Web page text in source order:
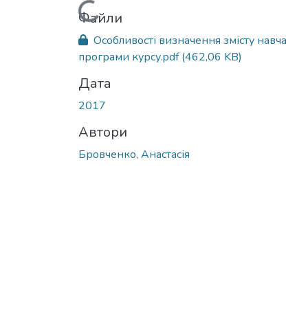
Вантажиться...
Файли
Особливості визначення змісту
програми курсу.pdf(462,06 KB)
Дата
2017
Автори
Бровченко, Анастасія